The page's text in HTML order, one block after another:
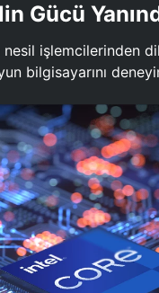
Gücü
nesil işlemcilerinden
bilgisayarını